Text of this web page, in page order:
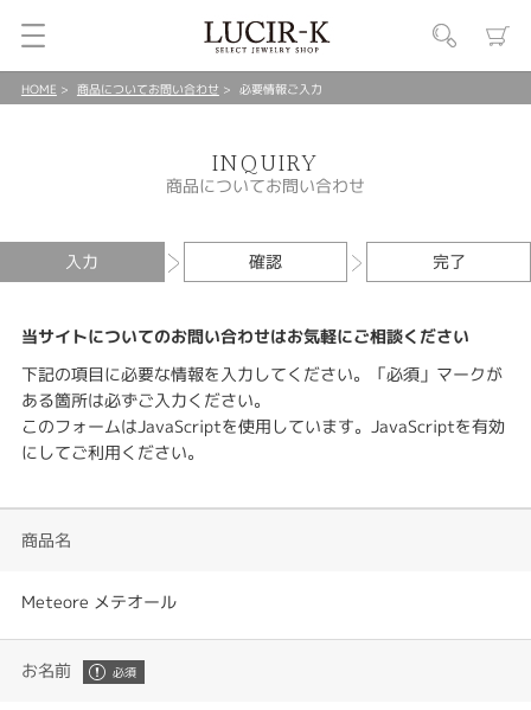
HOME 商品についてお問い合わせ 必要情報ご入力
INQUIRY
商品についてお問い合わせ
入力 確認 完了
当サイトについてのお問い合わせはお気軽にご相談ください
下記の項目に必要な情報を入力してください。「必須」マークが
ある箇所は必ずご入力ください。
このフォームはJavaScriptを使用しています。JavaScriptを有効
にしてご利用ください。
商品名
Meteore メテオール
お名前